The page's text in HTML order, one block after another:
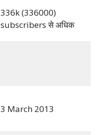
336k (336000)
subscribers से अधिक
3 March 2013